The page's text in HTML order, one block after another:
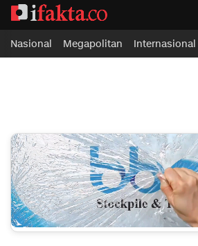
ifakta.co
#pastibenar
Nasional Megapolitan Internasional